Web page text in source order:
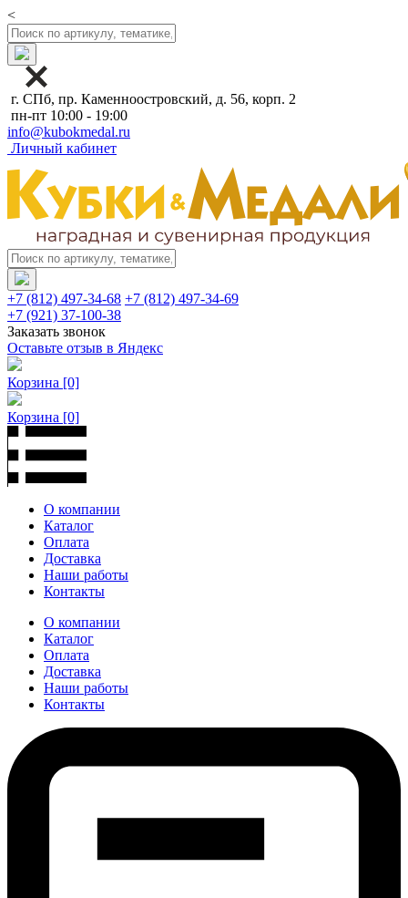
<
г. СПб, пр. Каменноостровский, д. 56, корп. 2
пн-пт 10:00 - 19:00
info@kubokmedal.ru
Личный кабинет
+7 (812) 497-34-68 +7 (812) 497-34-69
+7 (921) 37-100-38
Заказать звонок
Оставьте отзыв в Яндекс
Корзина [0]
Корзина [0]
О компании
Каталог
Оплата
Доставка
Наши работы
Контакты
О компании
Каталог
Оплата
Доставка
Наши работы
Контакты